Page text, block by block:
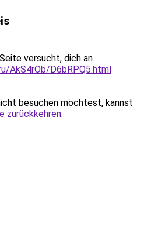
versucht, dich an
AkS4rOb/D6bRPQ5.html
besuchen möchtest, kannst
zurückkehren.